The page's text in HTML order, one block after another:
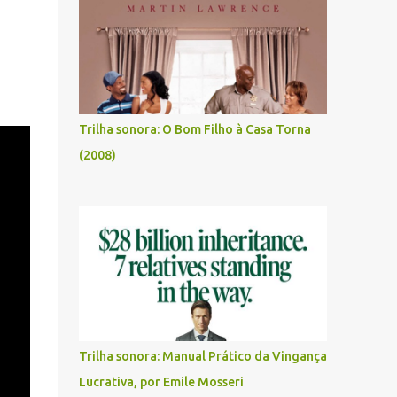
Trilha sonora: O Bom Filho à Casa Torna
(2008)
Trilha sonora: Manual Prático da Vingança
Lucrativa, por Emile Mosseri